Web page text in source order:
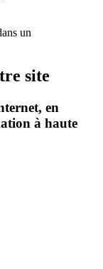
un
site
en
à haute